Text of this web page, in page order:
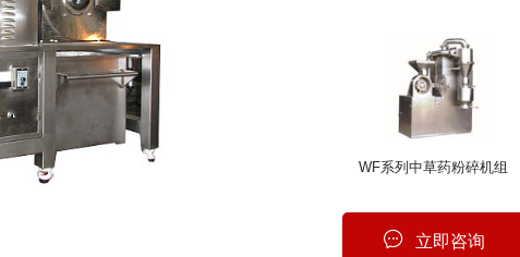
WF系列中草药粉碎机组
立即咨询